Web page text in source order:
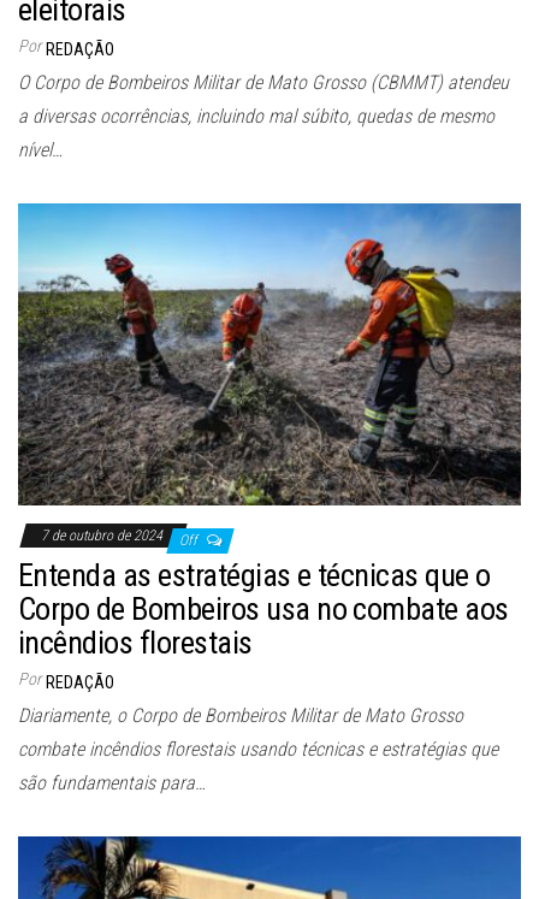
eleitorais
Por REDAÇÃO
O Corpo de Bombeiros Militar de Mato Grosso (CBMMT) atendeu
a diversas ocorrências, incluindo mal súbito, quedas de mesmo
nível…
7 de outubro de 2024 Off
Entenda as estratégias e técnicas que o
Corpo de Bombeiros usa no combate aos
incêndios florestais
Por REDAÇÃO
Diariamente, o Corpo de Bombeiros Militar de Mato Grosso
combate incêndios florestais usando técnicas e estratégias que
são fundamentais para…